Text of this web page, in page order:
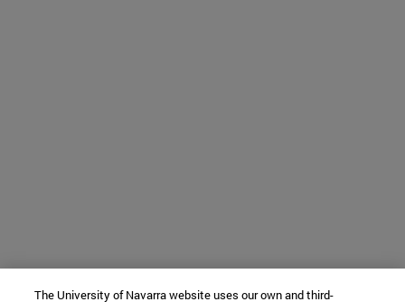
The University of Navarra website uses our own and third-